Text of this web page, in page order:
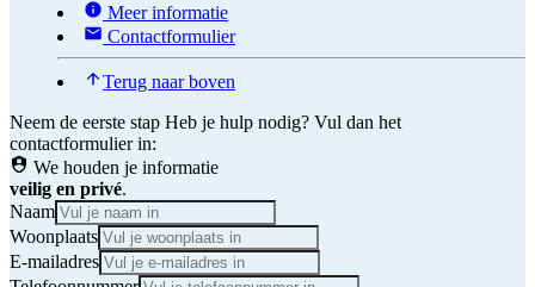
Meer informatie
Contactformulier
Terug naar boven
Neem de eerste stap Heb je hulp nodig? Vul dan het
contactformulier in:
We houden je informatie
veilig en privé.
Naam
Woonplaats
E-mailadres